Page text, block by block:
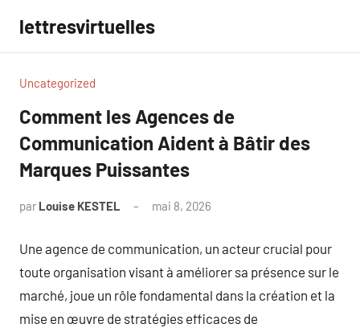
contenu
lettresvirtuelles
Uncategorized
Comment les Agences de
Communication Aident à Bâtir des
Marques Puissantes
par Louise KESTEL mai 8, 2026
Une agence de communication, un acteur crucial pour
toute organisation visant à améliorer sa présence sur le
marché, joue un rôle fondamental dans la création et la
mise en œuvre de stratégies efficaces de